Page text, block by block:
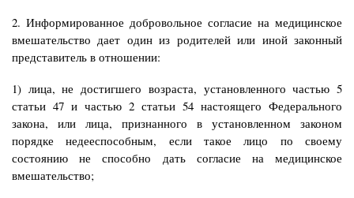
2. Информированное добровольное согласие на медицинское
вмешательство дает один из родителей или иной законный
представитель в отношении:
1) лица, не достигшего возраста, установленного частью 5
статьи 47 и частью 2 статьи 54 настоящего Федерального
закона, или лица, признанного в установленном законом
порядке недееспособным, если такое лицо по своему
состоянию не способно дать согласие на медицинское
вмешательство;